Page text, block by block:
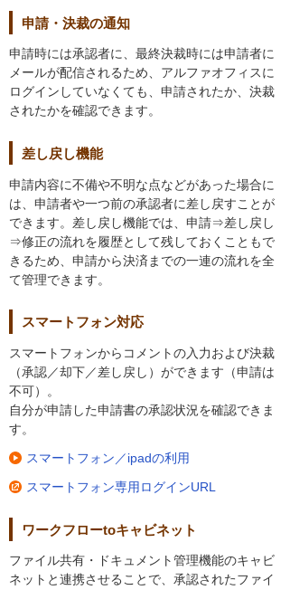
申請・決裁の通知
申請時には承認者に、最終決裁時には申請者に
メールが配信されるため、アルファオフィスに
ログインしていなくても、申請されたか、決裁
されたかを確認できます。
差し戻し機能
申請内容に不備や不明な点などがあった場合に
は、申請者や一つ前の承認者に差し戻すことが
できます。差し戻し機能では、申請⇒差し戻し
⇒修正の流れを履歴として残しておくこともで
きるため、申請から決済までの一連の流れを全
て管理できます。
スマートフォン対応
スマートフォンからコメントの入力および決裁
（承認／却下／差し戻し）ができます（申請は
不可）。
自分が申請した申請書の承認状況を確認できま
す。
スマートフォン／ipadの利用
スマートフォン専用ログインURL
ワークフローtoキャビネット
ファイル共有・ドキュメント管理機能のキャビ
ネットと連携させることで、承認されたファイ